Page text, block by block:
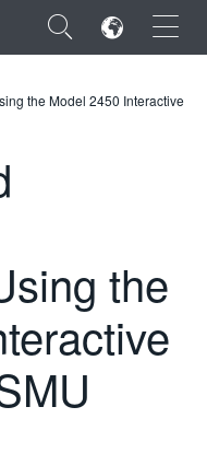
×
the Model 2450 Interactive
the